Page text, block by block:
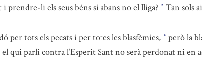
prendre-li els seus béns si abans no el lliga? * Tan sols
per tots els pecats i per totes les blasfèmies, * però la
qui parli contra l’Esperit Sant no serà perdonat ni en